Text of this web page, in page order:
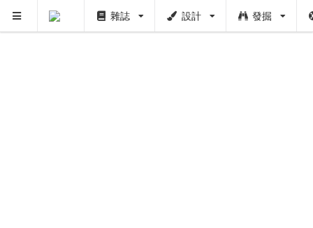
雜誌 設計 發掘